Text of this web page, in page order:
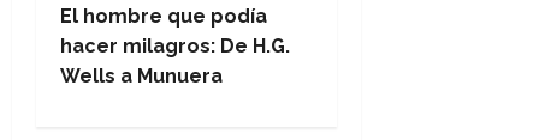
e
g
El hombre que podía
hacer milagros: De H.G.
Wells a Munuera